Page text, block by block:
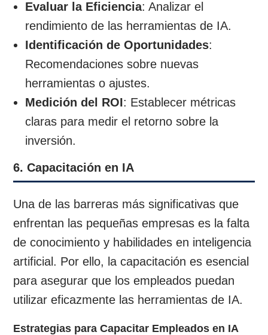
Evaluar la Eficiencia: Analizar el
rendimiento de las herramientas de IA.
Identificación de Oportunidades:
Recomendaciones sobre nuevas
herramientas o ajustes.
Medición del ROI: Establecer métricas
claras para medir el retorno sobre la
inversión.
6. Capacitación en IA
Una de las barreras más significativas que
enfrentan las pequeñas empresas es la falta
de conocimiento y habilidades en inteligencia
artificial. Por ello, la capacitación es esencial
para asegurar que los empleados puedan
utilizar eficazmente las herramientas de IA.
Estrategias para Capacitar Empleados en IA